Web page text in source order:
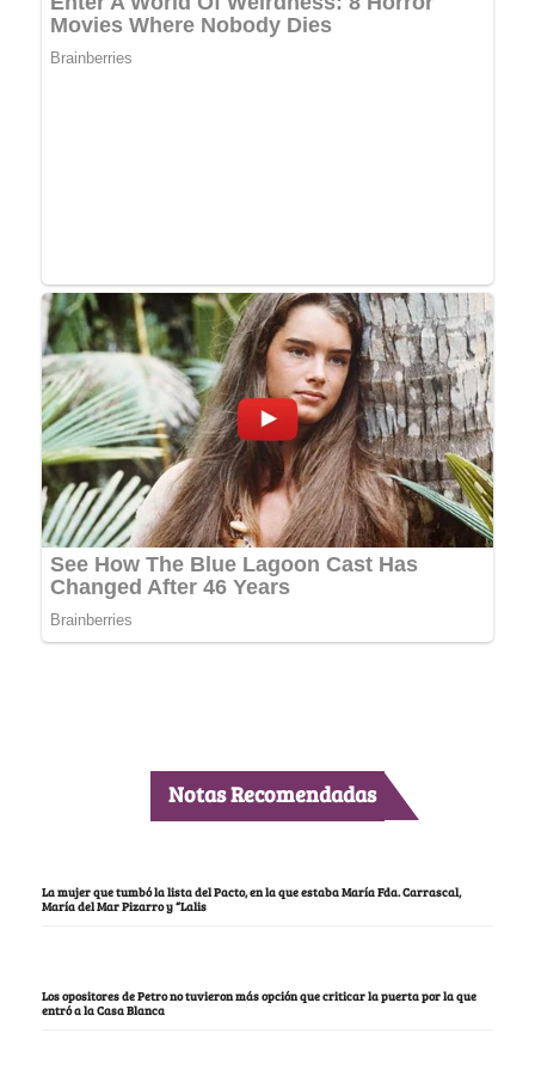
Notas Recomendadas
La mujer que tumbó la lista del Pacto, en la que estaba María Fda. Carrascal,
María del Mar Pizarro y “Lalis
Los opositores de Petro no tuvieron más opción que criticar la puerta por la que
entró a la Casa Blanca